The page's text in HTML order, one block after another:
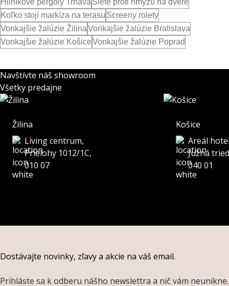
Hliníkové pergoly Trnava Siete proti hmyzu na dvere
Koľko stojí markíza na terasu Screeny rolety
Vonkajšie žalúzie ŽilinaVonkajšie žalúzie Bratislava
Vonkajšie žalúzie KošiceVonkajšie žalúzie Poprad
Navštívte náš showroom
Všetky predajne
Žilina
Living centrum,
Prielohy 1012/1C,
010 07
Košice
Areál
Južná
040 01
Dostávajte novinky, zľavy a akcie na váš email.
Prihláste sa k odberu nášho newslettra a nič vám neunikne.